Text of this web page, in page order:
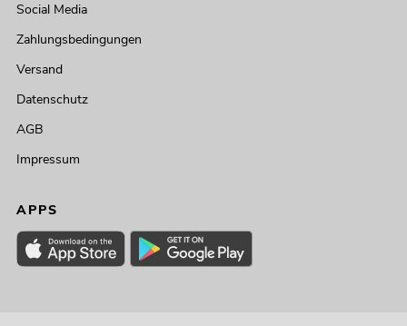
Social Media
Zahlungsbedingungen
Versand
Datenschutz
AGB
Impressum
APPS